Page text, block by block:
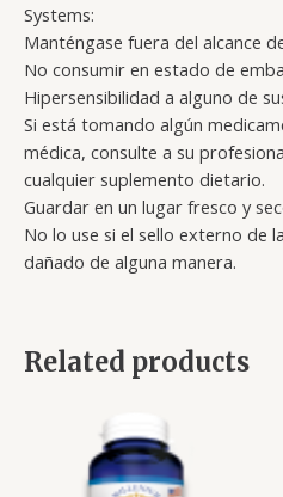
Systems:
Manténgase fuera del alcance
No consumir en estado de
Hipersensibilidad a alguno de
Si está tomando algún
médica, consulte a su
cualquier suplemento dietario.
Guardar en un lugar fresco y
No lo use si el sello externo de
dañado de alguna manera.
Related products